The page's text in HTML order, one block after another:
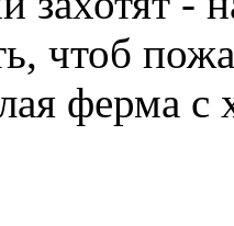
чтоб
ферма с